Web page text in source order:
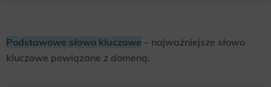
Podstawowe słowo kluczowe – najważniejsze słowo
kluczowe powiązane z domeną.